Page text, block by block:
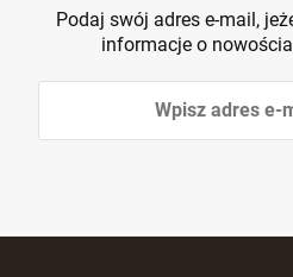
Podaj swój adres e-mail,
informacje o